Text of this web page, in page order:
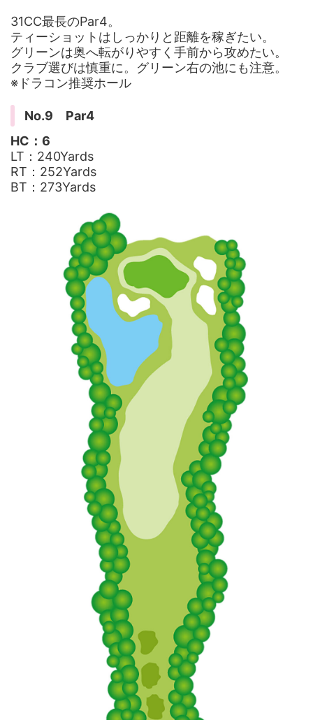
31CC最長のPar4。
ティーショットはしっかりと距離を稼ぎたい。
グリーンは奥へ転がりやすく手前から攻めたい。
クラブ選びは慎重に。グリーン右の池にも注意。
※ドラコン推奨ホール
No.9 Par4
HC：6
LT：240Yards
RT：252Yards
BT：273Yards